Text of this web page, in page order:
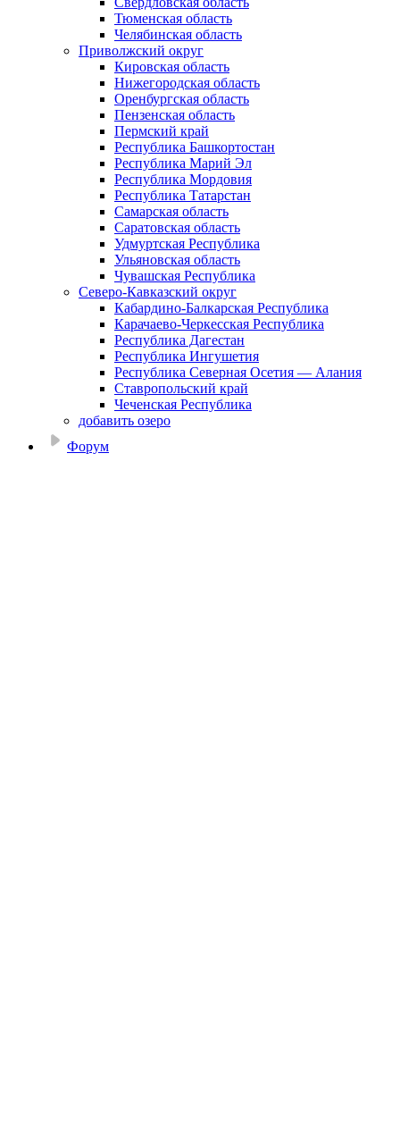
Тюменская область
Челябинская область
Приволжский округ
Кировская область
Нижегородская область
Оренбургская область
Пензенская область
Пермский край
Республика Башкортостан
Республика Марий Эл
Республика Мордовия
Республика Татарстан
Самарская область
Саратовская область
Удмуртская Республика
Ульяновская область
Чувашская Республика
Северо-Кавказский округ
Кабардино-Балкарская Республика
Карачаево-Черкесская Республика
Республика Дагестан
Республика Ингушетия
Республика Северная Осетия — Алания
Ставропольский край
Чеченская Республика
добавить озеро
Форум